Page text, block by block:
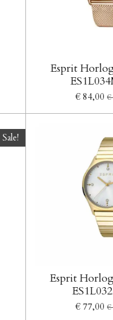
Esprit
€ 84,00
Sale!
Esprit
€ 77,00